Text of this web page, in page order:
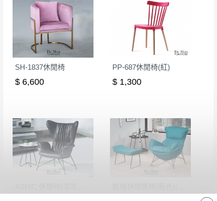
SH-1837休閒椅
$ 6,600
PP-687休閒椅(紅)
$ 1,300